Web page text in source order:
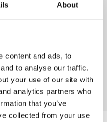
About
content and ads, to
to analyse our traffic.
your use of our site with
analytics partners who
that you’ve
collected from your use